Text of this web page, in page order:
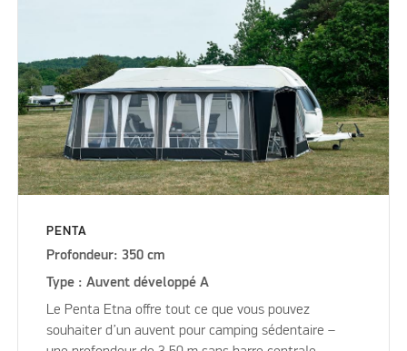
PENTA
Profondeur: 350 cm
Type : Auvent développé A
Le Penta Etna offre tout ce que vous pouvez
souhaiter d’un auvent pour camping sédentaire –